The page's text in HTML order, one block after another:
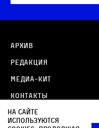
Архив
Редакция
Медиа-кит
Контакты
Политика в
данных
На сайте
используются